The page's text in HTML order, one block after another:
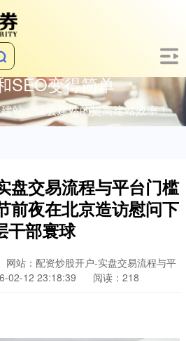
SEO变得简单
站，让会建站的提高建站效率！
盘交易流程与平台门槛
前夜在北京造访慰问下
干部寰球
网站：配资炒股开户-实盘交易流程与平
02-12 23:18:39 阅读：218